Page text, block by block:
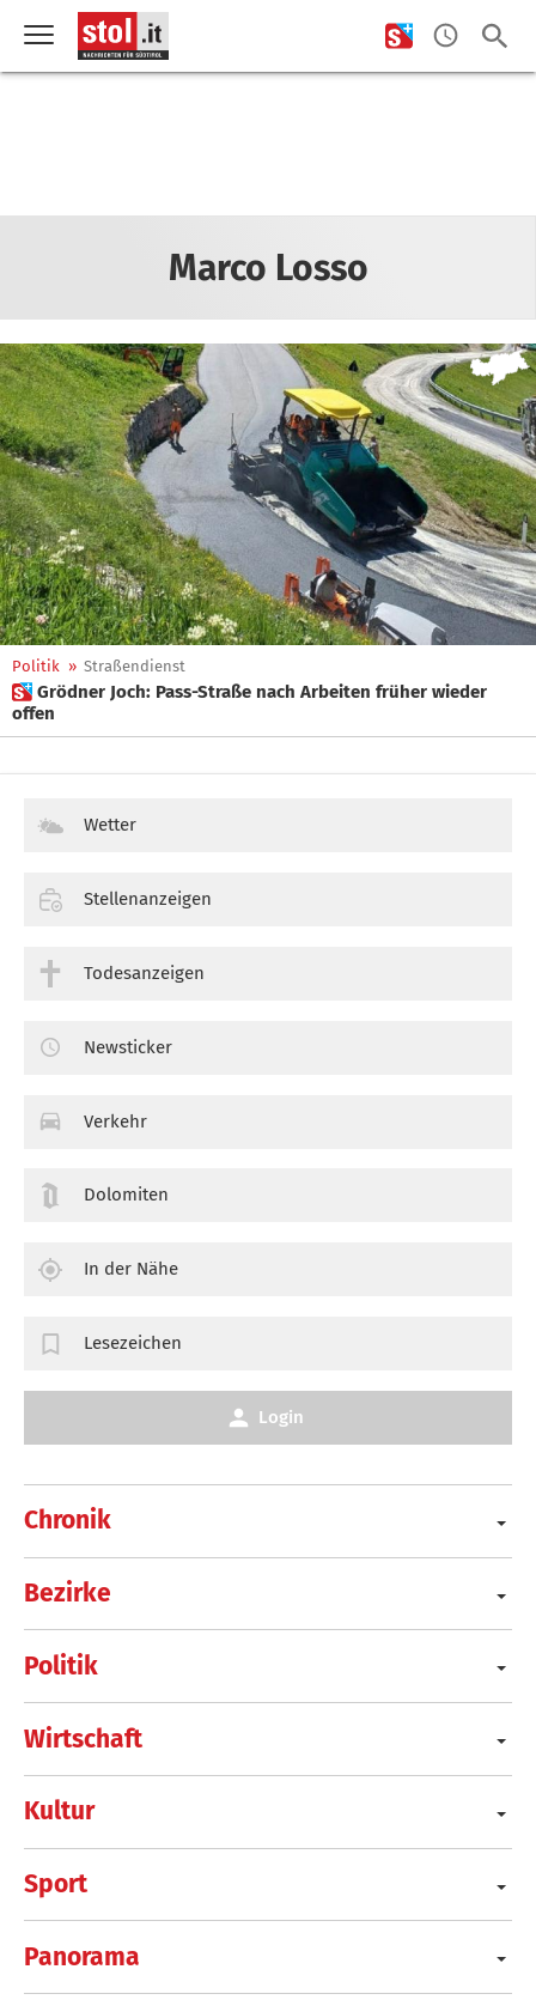
Marco Losso
Politik » Straßendienst
 Grödner Joch: Pass-Straße nach Arbeiten früher wieder
offen
Chronik
Bezirke
Politik
Wirtschaft
Kultur
Sport
Panorama
Wetter
Stellenanzeigen
Todesanzeigen
Newsticker
Verkehr
Dolomiten
In der Nähe
Lesezeichen
Login